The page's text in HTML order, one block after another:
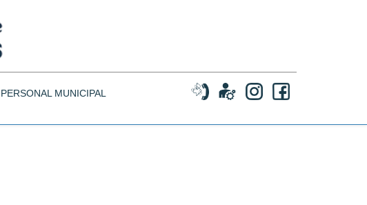
PERSONAL MUNICIPAL